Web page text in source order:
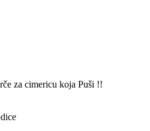
za cimericu koja Puši !!